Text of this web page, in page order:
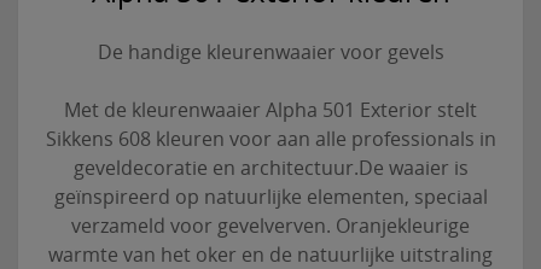
De handige kleurenwaaier voor gevels
Met de kleurenwaaier Alpha 501 Exterior stelt
Sikkens 608 kleuren voor aan alle professionals in
geveldecoratie en architectuur.De waaier is
geïnspireerd op natuurlijke elementen, speciaal
verzameld voor gevelverven. Oranjekleurige
warmte van het oker en de natuurlijke uitstraling